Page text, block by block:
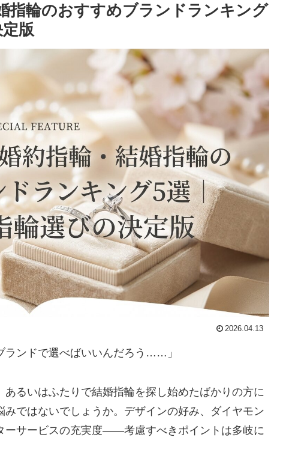
指輪のおすすめブランドランキング
版
2026.04.13
ランドで選べばいいんだろう……」
るいはふたりで結婚指輪を探し始めたばかりの方に
ではないでしょうか。デザインの好み、ダイヤモン
ーサービスの充実度——考慮すべきポイントは多岐に